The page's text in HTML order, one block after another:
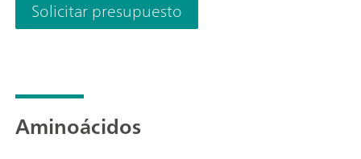
cualitativos y cuantitativos. Su detector de matriz de
CCD con refrigeración termoeléctrica asegura
detectar señales Raman débiles en aplicaciones como
dispersión Raman mejorada en superficie, SERS.El
Solicitar presupuesto
Aminoácidos